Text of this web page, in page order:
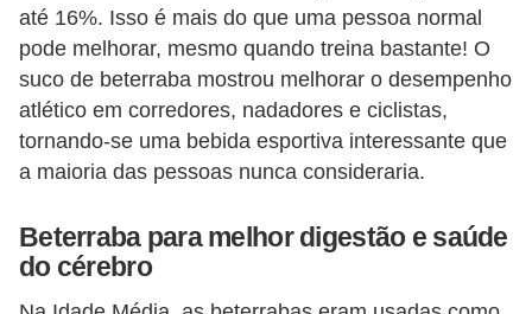
até 16%. Isso é mais do que uma pessoa normal
pode melhorar, mesmo quando treina bastante! O
suco de beterraba mostrou melhorar o desempenho
atlético em corredores, nadadores e ciclistas,
tornando-se uma bebida esportiva interessante que
a maioria das pessoas nunca consideraria.
Beterraba para melhor digestão e saúde
do cérebro